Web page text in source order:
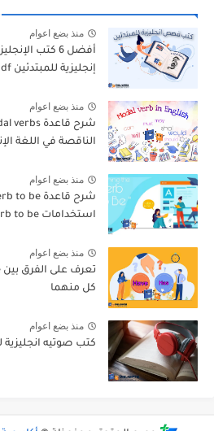
منذ بضع اعوام
أفضل 6 كتب
إنجليزية للمبتدئين pdf
منذ بضع اعوام
الناقصة في اللغة
منذ بضع اعوام
استخدامات verb to be مع التمارين
منذ بضع اعوام
كل منهما
منذ بضع اعوام
كتب صوتيه انجليزية